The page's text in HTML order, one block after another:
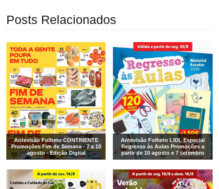
Posts Relacionados
Antevisão Folheto CONTINENTE
Promoções Fim de Semana - 7 a 10
agosto - Edição Digital
Antevisão Folheto LIDL Especial
Regresso às Aulas Promoções a
partir de 10 agosto e 7 setembro